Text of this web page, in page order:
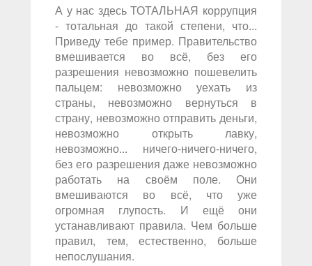
А у нас здесь ТОТАЛЬНАЯ коррупция
- тотальная до такой степени, что...
Приведу тебе пример. Правительство
вмешивается во всё, без его
разрешения невозможно пошевелить
пальцем: невозможно уехать из
страны, невозможно вернуться в
страну, невозможно отправить деньги,
невозможно открыть лавку,
невозможно... ничего-ничего-ничего,
без его разрешения даже невозможно
работать на своём поле. Они
вмешиваются во всё, что уже
огромная глупость. И ещё они
устанавливают правила. Чем больше
правил, тем, естественно, больше
непослушания.